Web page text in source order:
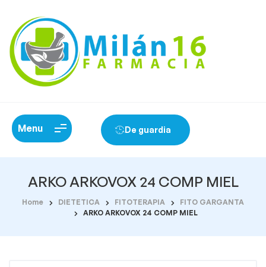
Menu De guardia
ARKO ARKOVOX 24 COMP MIEL
Home DIETETICA FITOTERAPIA
FITO GARGANTA
ARKO ARKOVOX 24 COMP MIEL